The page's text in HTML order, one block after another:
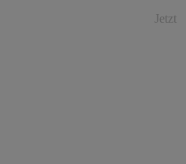
Jetzt